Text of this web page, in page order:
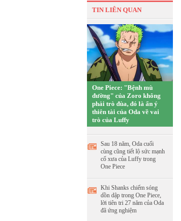
TIN LIÊN QUAN
One Piece: "Bệnh mù
đường" của Zoro không
phải trò đùa, đó là ẩn ý
thiên tài của Oda về vai
trò của Luffy
Sau 18 năm, Oda cuối
cùng cũng tiết lộ sức mạnh
cổ xưa của Luffy trong
One Piece
Khi Shanks chiếm sóng
dồn dập trong One Piece,
lời tiên tri 27 năm của Oda
đã ứng nghiệm